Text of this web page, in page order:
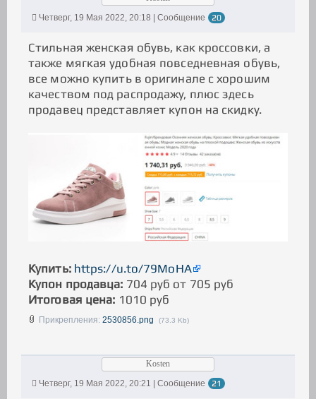
Четверг, 19 Мая 2022, 20:18 | Сообщение
20
Стильная женская обувь, как кроссовки, а
также мягкая удобная повседневная обувь,
все можно купить в оригинале с хорошим
качеством под распродажу, плюс здесь
продавец представляет купон на скидку.
Купить: https://u.to/79MoHA
Купон продавца: 704 руб от 705 руб
Итоговая цена: 1010 руб
Прикрепления: 2530856.png (73.3 Kb)
Kosten
Четверг, 19 Мая 2022, 20:21 | Сообщение
21